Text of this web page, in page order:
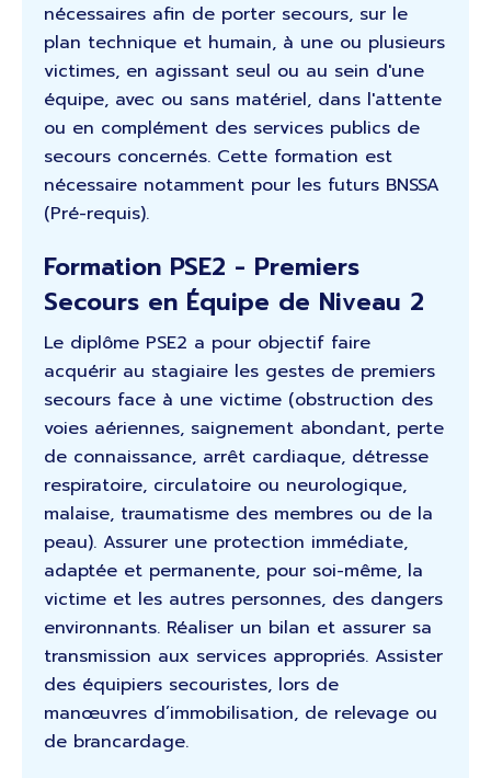
nécessaires afin de porter secours, sur le
plan technique et humain, à une ou plusieurs
victimes, en agissant seul ou au sein d'une
équipe, avec ou sans matériel, dans l'attente
ou en complément des services publics de
secours concernés. Cette formation est
nécessaire notamment pour les futurs BNSSA
(Pré-requis).
Formation PSE2 - Premiers
Secours en Équipe de Niveau 2
Le diplôme PSE2 a pour objectif faire
acquérir au stagiaire les gestes de premiers
secours face à une victime (obstruction des
voies aériennes, saignement abondant, perte
de connaissance, arrêt cardiaque, détresse
respiratoire, circulatoire ou neurologique,
malaise, traumatisme des membres ou de la
peau). Assurer une protection immédiate,
adaptée et permanente, pour soi-même, la
victime et les autres personnes, des dangers
environnants. Réaliser un bilan et assurer sa
transmission aux services appropriés. Assister
des équipiers secouristes, lors de
manœuvres d’immobilisation, de relevage ou
de brancardage.